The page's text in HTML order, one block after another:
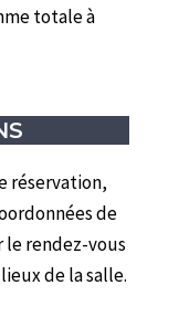
totale à
réservation,
de
le rendez-vous
de la salle.